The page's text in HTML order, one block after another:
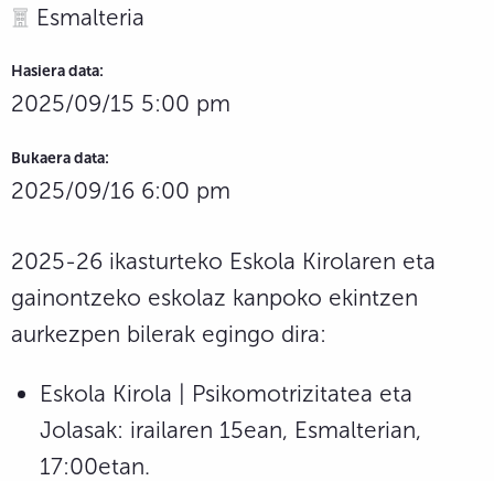
Esmalteria
Hasiera data:
2025/09/15 5:00 pm
Bukaera data:
2025/09/16 6:00 pm
2025-26 ikasturteko Eskola Kirolaren eta
gainontzeko eskolaz kanpoko ekintzen
aurkezpen bilerak egingo dira:
Eskola Kirola | Psikomotrizitatea eta
Jolasak: irailaren 15ean, Esmalterian,
17:00etan.